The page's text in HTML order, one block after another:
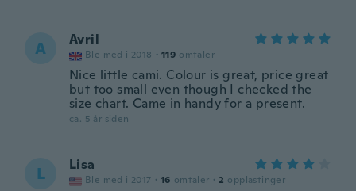
A Avril
Ble med i 2018 · 119 omtaler
Nice little cami. Colour is great, price great
but too small even though I checked the
size chart. Came in handy for a present.
ca. 5 år siden
L Lisa
Ble med i 2017 · 16 omtaler · 2 opplastinger